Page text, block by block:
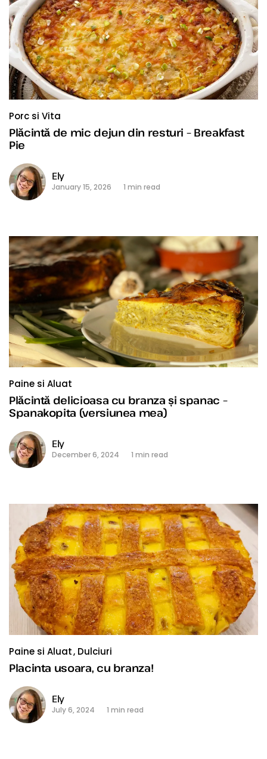
Porc si Vita
Plăcintă de mic dejun din resturi – Breakfast
Pie
Ely
January 15, 2026 1 min read
Paine si Aluat
Plăcintă delicioasa cu branza și spanac –
Spanakopita (versiunea mea)
Ely
December 6, 2024 1 min read
Paine si Aluat Dulciuri
Placinta usoara, cu branza!
Ely
July 6, 2024 1 min read